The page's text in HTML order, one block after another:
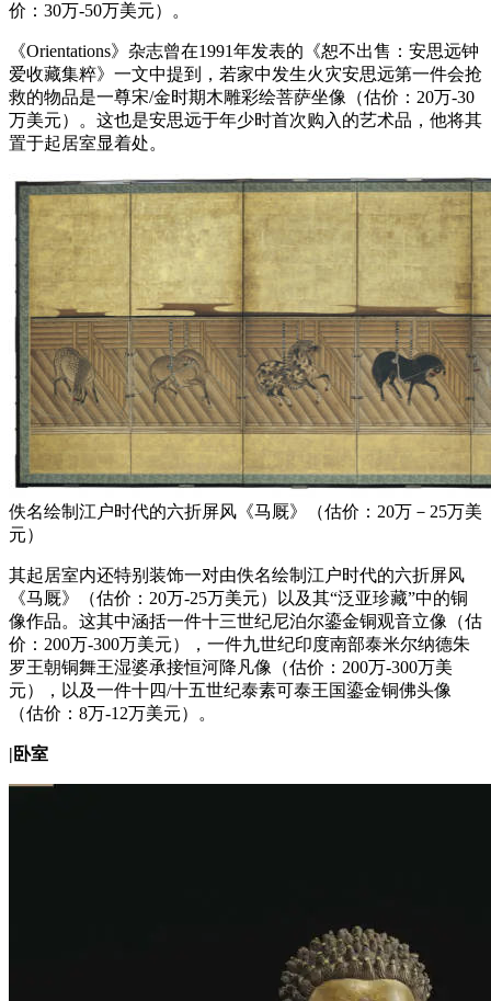
价：30万-50万美元）。
《Orientations》杂志曾在1991年发表的《恕不出售：安思远钟
爱收藏集粹》一文中提到，若家中发生火灾安思远第一件会抢
救的物品是一尊宋/金时期木雕彩绘菩萨坐像（估价：20万-30
万美元）。这也是安思远于年少时首次购入的艺术品，他将其
置于起居室显着处。
佚名绘制江户时代的六折屏风《马厩》（估价：20万－25万美
元）
其起居室内还特别装饰一对由佚名绘制江户时代的六折屏风
《马厩》（估价：20万-25万美元）以及其“泛亚珍藏”中的铜
像作品。这其中涵括一件十三世纪尼泊尔鎏金铜观音立像（估
价：200万-300万美元），一件九世纪印度南部泰米尔纳德朱
罗王朝铜舞王湿婆承接恒河降凡像（估价：200万-300万美
元），以及一件十四/十五世纪泰素可泰王国鎏金铜佛头像
（估价：8万-12万美元）。
| 卧室